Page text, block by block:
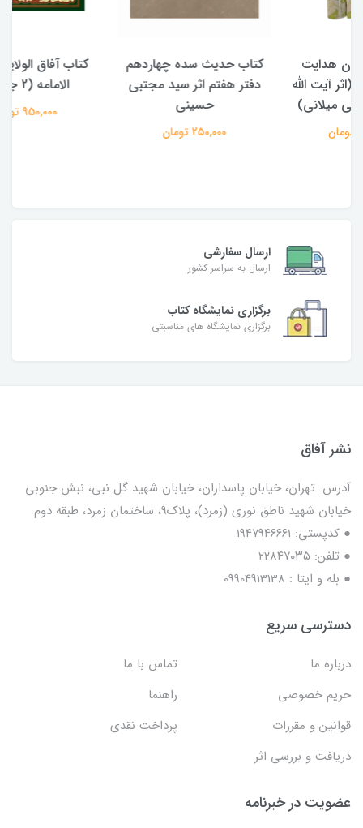
کتاب حدیث سده چهاردهم
دفتر هفتم اثر سید مجتبی
کتاب آفاق الولایه فی فقه
الامامه (2 جلدی)
ارسال سفارشی
ارسال به سراسر کشور
برگزاری نمایشگاه کتاب
برگزاری نمایشگاه های مناسبتی
نشر آفاق
آدرس: تهران، خیابان پاسداران، خیابان شهید گل نبی، نبش جنوبی
خیابان شهید ناطق نوری (زمرد)، پلاک9، ساختمان زمرد، طبقه دوم
● کدپستی: ۱۹۴۷۹۴۶۶۶۱
● تلفن: ٢٢٨۴٧۰۳۵
● بله و ایتا : 09904913138
دسترسی سریع
درباره ما
تماس با ما
حریم خصوصی
راهنما
قوانین و مقررات
پرداخت نقدی
دریافت و بررسی اثر
عضویت در خبرنامه